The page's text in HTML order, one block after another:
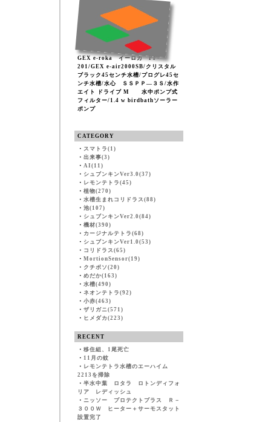
GEX e-roka イーロカ PF-
201/GEX e-air2000SB/クリスタル
ブラック45センチ水槽/プログレ45セ
ンチ水槽/水心 ＳＳＰＰ―３Ｓ/水作
エイト ドライブ M 水中ポンプ式
フィルター/1.4 w birdbathソーラー
ポンプ
CATEGORY
・ スマトラ(1)
・ 出来事(3)
・ AI(11)
・ シュブンキンVer3.0(37)
・ レモンテトラ(45)
・ 植物(270)
・ 水槽生まれコリドラス(88)
・ 池(107)
・ シュブンキンVer2.0(84)
・ 機材(390)
・ カージナルテトラ(68)
・ シュブンキンVer1.0(53)
・ コリドラス(65)
・ MortionSensor(19)
・ クチボソ(20)
・ めだか(163)
・ 水槽(490)
・ ネオンテトラ(92)
・ 小赤(463)
・ ザリガニ(571)
・ ヒメダカ(223)
RECENT
・ 移住組、1尾死亡
・ 11月の蚊
・ レモンテトラ水槽のエーハイム
2213を掃除
・ 半水中葉 ロタラ ロトンディフォ
リア レディッシュ
・ ニッソー プロテクトプラス Ｒ－
３００Ｗ ヒーター＋サーモスタット
設置完了